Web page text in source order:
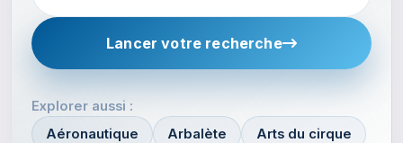
Lancer votre recherche
Explorer aussi :
Aéronautique
Arbalète Arts du cirque